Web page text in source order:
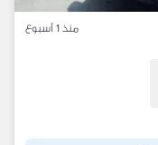
منذ 1 أسبوع